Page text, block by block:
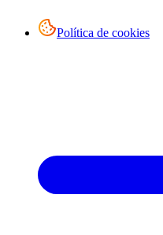
Política de cookies